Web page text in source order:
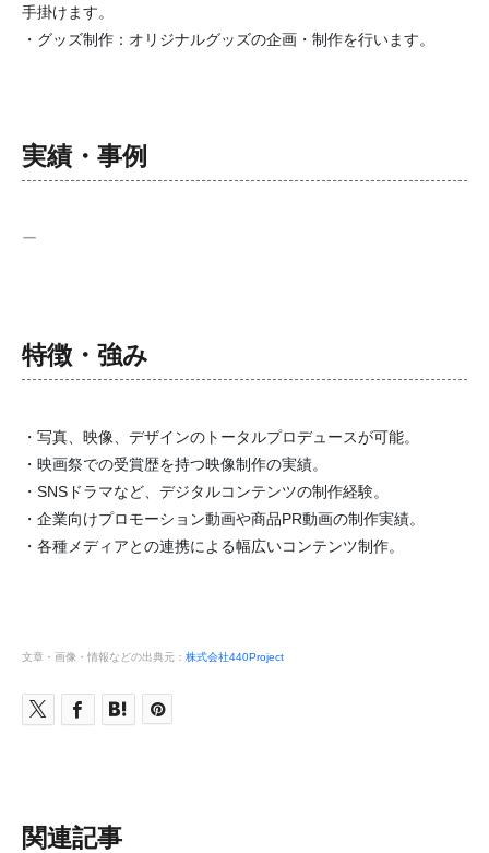
手掛けます。
・グッズ制作：オリジナルグッズの企画・制作を行います。
実績・事例
ー
特徴・強み
・写真、映像、デザインのトータルプロデュースが可能。
・映画祭での受賞歴を持つ映像制作の実績。
・SNSドラマなど、デジタルコンテンツの制作経験。
・企業向けプロモーション動画や商品PR動画の制作実績。
・各種メディアとの連携による幅広いコンテンツ制作。
文章・画像・情報などの出典元： 株式会社440Project
関連記事